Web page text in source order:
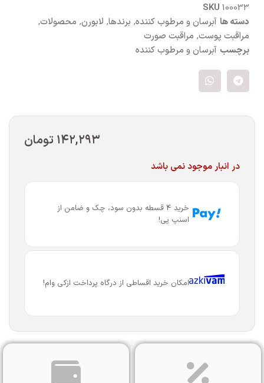
SKU 100033
دسته ها آبرسان و مرطوب کننده, برندها, لابورن, محصولات,
مراقبت پوست, مراقبت صورت
برچسب آبرسان و مرطوب کننده
۱۴۲,۲۹۳ تومان
در انبار موجود نمی باشد
خرید 4 قسطه بدون سود، چک و ضامن از
اسنپ پی!
امکان خرید اقساطی از درگاه پرداخت ازکی وام!